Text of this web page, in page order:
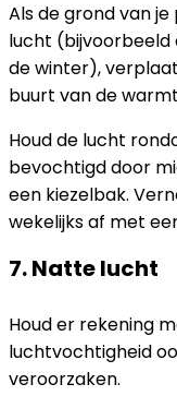
Als de grond van
lucht
de winter),
buurt van de
Houd de lucht
bevochtigd door
een kiezelbak.
wekelijks af met
7. Natte lucht
Houd er rekening
luchtvochtigheid
veroorzaken.